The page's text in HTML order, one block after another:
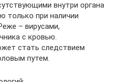
внутри органа
только при наличии
– вирусами,
с кровью.
стать следствием
путем.